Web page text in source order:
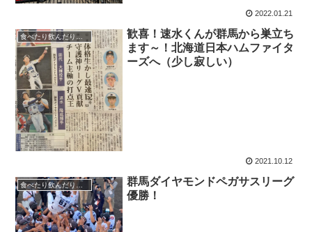
2022.01.21
食べたり飲んだり…その他
歓喜！速水くんが群馬から巣立ち
ます～！北海道日本ハムファイタ
ーズへ（少し寂しい）
2021.10.12
群馬ダイヤモンドペガサスリーグ
優勝！